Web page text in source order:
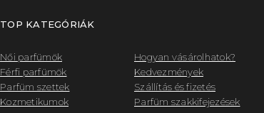
TOP KATEGÓRIÁK
Női parfümök
Férfi parfümök
Parfüm szettek
Kozmetikumok
Hogyan vásárolhatok?
Kedvezmények
Szállítás és fizetés
Parfüm szakkifejezések